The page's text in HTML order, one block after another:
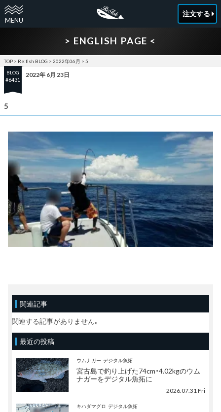
注文する
> ENGLISH PAGE <
TOP > Re:fish BLOG > 2022年06月 > 5
BLOG
#6431
2022年 6月 23日
5
関連記事
関連する記事がありません。
最近の投稿
ウムナガー デジタル魚拓
宮古島で釣り上げた74cm・4.02kgのウム
ナガーをデジタル魚拓に
2026.07.31 Fri
キハダマグロ デジタル魚拓